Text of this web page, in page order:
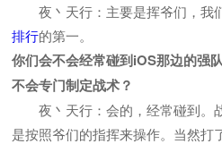
夜丶天行：主要是挥爷们，我
排行的第一。
你们会不会经常碰到iOS那边的强
不会专门制定战术？
夜丶天行：会的，经常碰到。
是按照爷们的指挥来操作。当然打